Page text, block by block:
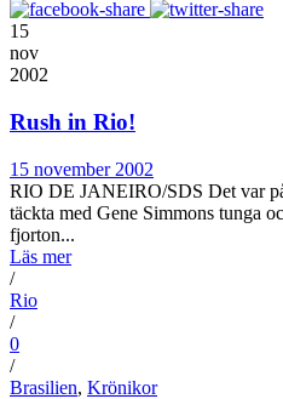
15
nov
2002
Rush in Rio!
15 november 2002
RIO DE JANEIRO/SDS Det var
täckta med Gene Simmons tunga
fjorton...
Läs mer
/
Rio
/
0
/
Brasilien, Krönikor